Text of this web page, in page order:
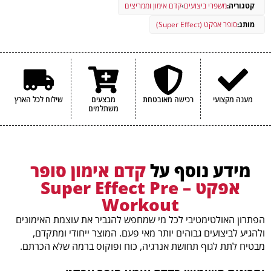
קטגוריה:משפרי ביצועים›קדם אימון וממריצים
מותג:סופר אפקט (Super Effect)
מענה מקצועי רכישה מאובטחת
מבצעים
משתלמים
שילוח לכל הארץ
מידע נוסף עלקדם אימון סופר
אפקט – Super Effect Pre
Workout
הפתרון האולטימטיבי לכל מי שמחפש להגביר את עוצמת האימונים
ולהגיע לביצועים גבוהים יותר מאי פעם. המוצר ייחודי ומתקדם,
מבטיח לתת לגוף תחושת אנרגיה, כוח ופוקוס ברמה שלא הכרתם.